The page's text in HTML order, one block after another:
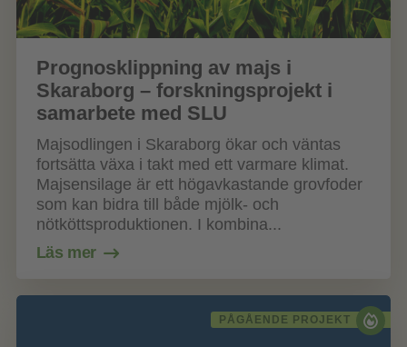
Prognosklippning av majs i
Skaraborg – forskningsprojekt i
samarbete med SLU
Majsodlingen i Skaraborg ökar och väntas
fortsätta växa i takt med ett varmare klimat.
Majsensilage är ett högavkastande grovfoder
som kan bidra till både mjölk- och
nötköttsproduktionen. I kombina...
Läs mer
PÅGÅENDE PROJEKT